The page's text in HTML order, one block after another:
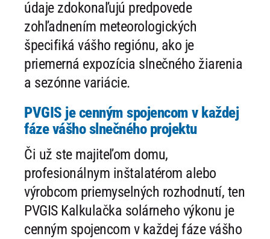
údaje zdokonaľujú predpovede
zohľadnením meteorologických
špecifiká vášho regiónu, ako je
priemerná expozícia slnečného žiarenia
a sezónne variácie.
PVGIS je cenným spojencom v každej
fáze vášho slnečného projektu
Či už ste majiteľom domu,
profesionálnym inštalatérom alebo
výrobcom priemyselných rozhodnutí, ten
PVGIS Kalkulačka solárneho výkonu je
cenným spojencom v každej fáze vášho